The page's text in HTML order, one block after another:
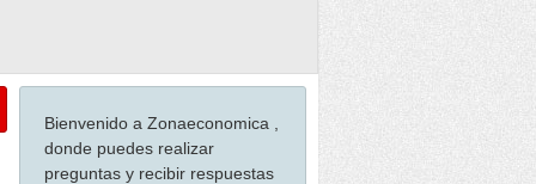
Bienvenido a Zonaeconomica ,
donde puedes realizar
preguntas y recibir respuestas